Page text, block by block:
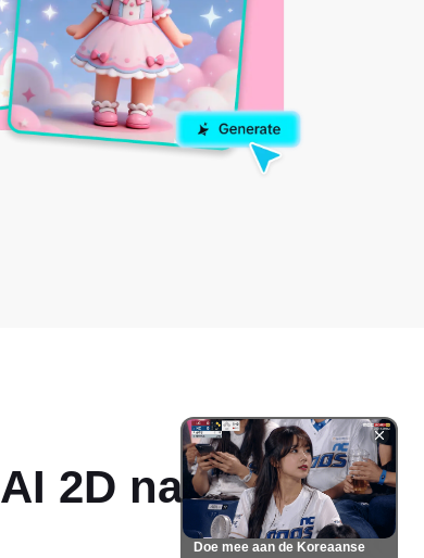
AI 2D naar 3D
Doe mee aan de Koreaanse